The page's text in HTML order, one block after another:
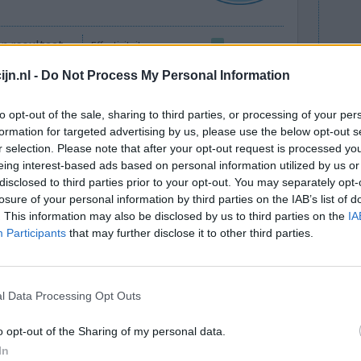
- Do Not Process My Personal Information
opt-out of the sale, sharing to third parties, or processing of your
for targeted advertising by us, please use the below opt-out
selection. Please note that after your opt-out request is processed
interest-based ads based on personal information utilized by us
to third parties prior to your opt-out. You may separately
of your personal information by third parties on the IAB’s list of
This information may also be disclosed by us to third parties on the
Participants that may further disclose it to other third parties.
Data Processing Opt Outs
opt-out of the Sharing of my personal data.
Effectiviteit
Hoeveelheid bijwerkingen
resultaat.
met de
Niet echt aan te raden van mijn kant dus
0 reacties
Effectiviteit
terug